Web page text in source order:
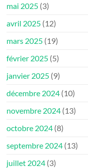
mai 2025 (3)
avril 2025 (12)
mars 2025 (19)
février 2025 (5)
janvier 2025 (9)
décembre 2024 (10)
novembre 2024 (13)
octobre 2024 (8)
septembre 2024 (13)
juillet 2024 (3)